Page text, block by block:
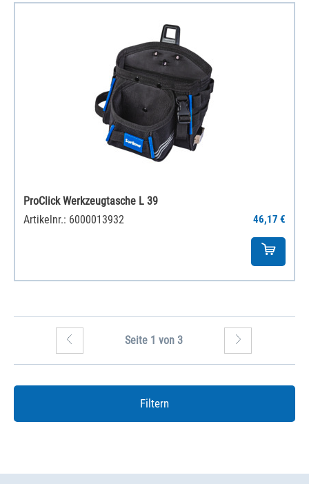
ProClick Werkzeugtasche L 39
Artikelnr.: 6000013932
46,17 €
Seite 1 von 3
Filtern